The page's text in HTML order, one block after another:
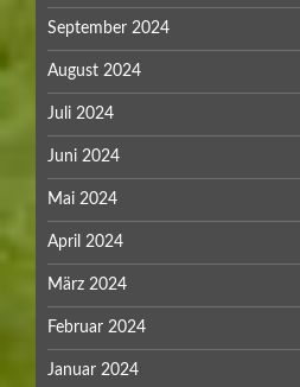
September 2024
August 2024
Juli 2024
Juni 2024
Mai 2024
April 2024
März 2024
Februar 2024
Januar 2024